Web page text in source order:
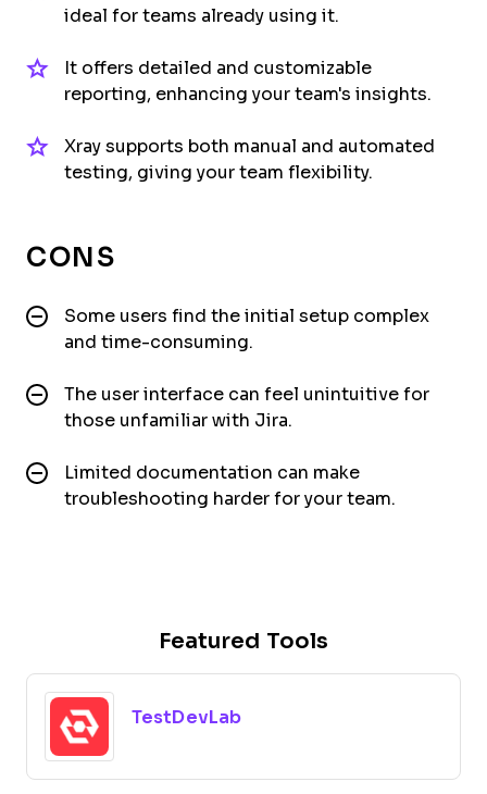
ideal for teams already using it.
It offers detailed and customizable
reporting, enhancing your team's insights.
Xray supports both manual and automated
testing, giving your team flexibility.
CONS
Some users find the initial setup complex
and time-consuming.
The user interface can feel unintuitive for
those unfamiliar with Jira.
Limited documentation can make
troubleshooting harder for your team.
Featured Tools
TestDevLab